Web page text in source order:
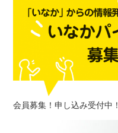
会員募集！申し込み受付中！